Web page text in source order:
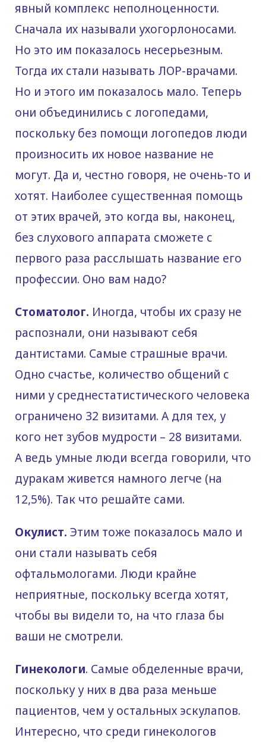
явный комплекс неполноценности.
Сначала их называли ухогорлоносами.
Но это им показалось несерьезным.
Тогда их стали называть ЛОР-врачами.
Но и этого им показалось мало. Теперь
они объединились с логопедами,
поскольку без помощи логопедов люди
произносить их новое название не
могут. Да и, честно говоря, не очень-то и
хотят. Наиболее существенная помощь
от этих врачей, это когда вы, наконец,
без слухового аппарата сможете с
первого раза расслышать название его
профессии. Оно вам надо?
Стоматолог. Иногда, чтобы их сразу не
распознали, они называют себя
дантистами. Самые страшные врачи.
Одно счастье, количество общений с
ними у среднестатистического человека
ограничено 32 визитами. А для тех, у
кого нет зубов мудрости – 28 визитами.
А ведь умные люди всегда говорили, что
дуракам живется намного легче (на
12,5%). Так что решайте сами.
Окулист. Этим тоже показалось мало и
они стали называть себя
офтальмологами. Люди крайне
неприятные, поскольку всегда хотят,
чтобы вы видели то, на что глаза бы
ваши не смотрели.
Гинекологи. Самые обделенные врачи,
поскольку у них в два раза меньше
пациентов, чем у остальных эскулапов.
Интересно, что среди гинекологов